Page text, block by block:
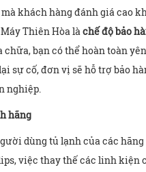
khách hàng đánh giá cao
Thiên Hòa làchế độ bảo
chữa, bạn có thể hoàn toàn
sự cố, đơn vị sẽ hỗ trợ bảo
nghiệp.
hãng
dùng tủ lạnh của các
việc thay thế các linh kiện